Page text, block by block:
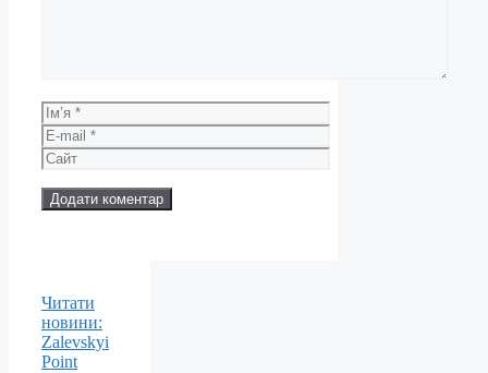
Ім’я
E-
mail
Сайт
Читати
новини:
Zalevskyi
Point